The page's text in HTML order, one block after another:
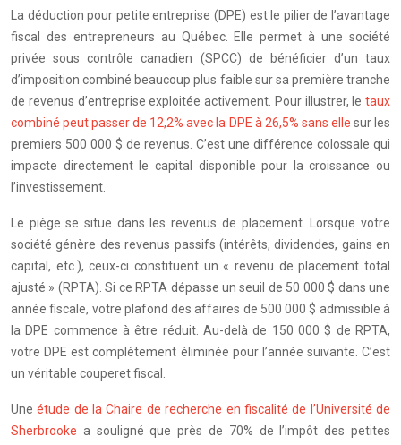
La déduction pour petite entreprise (DPE) est le pilier de l’avantage
fiscal des entrepreneurs au Québec. Elle permet à une société
privée sous contrôle canadien (SPCC) de bénéficier d’un taux
d’imposition combiné beaucoup plus faible sur sa première tranche
de revenus d’entreprise exploitée activement. Pour illustrer, le taux
combiné peut passer de 12,2% avec la DPE à 26,5% sans elle sur les
premiers 500 000 $ de revenus. C’est une différence colossale qui
impacte directement le capital disponible pour la croissance ou
l’investissement.
Le piège se situe dans les revenus de placement. Lorsque votre
société génère des revenus passifs (intérêts, dividendes, gains en
capital, etc.), ceux-ci constituent un « revenu de placement total
ajusté » (RPTA). Si ce RPTA dépasse un seuil de 50 000 $ dans une
année fiscale, votre plafond des affaires de 500 000 $ admissible à
la DPE commence à être réduit. Au-delà de 150 000 $ de RPTA,
votre DPE est complètement éliminée pour l’année suivante. C’est
un véritable couperet fiscal.
Uneétude de la Chaire de recherche en fiscalité de l’Université de
Sherbrooke a souligné que près de 70% de l’impôt des petites